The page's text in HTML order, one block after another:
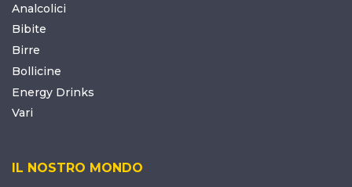
Analcolici
Bibite
Birre
Bollicine
Energy Drinks
Vari
IL NOSTRO MONDO